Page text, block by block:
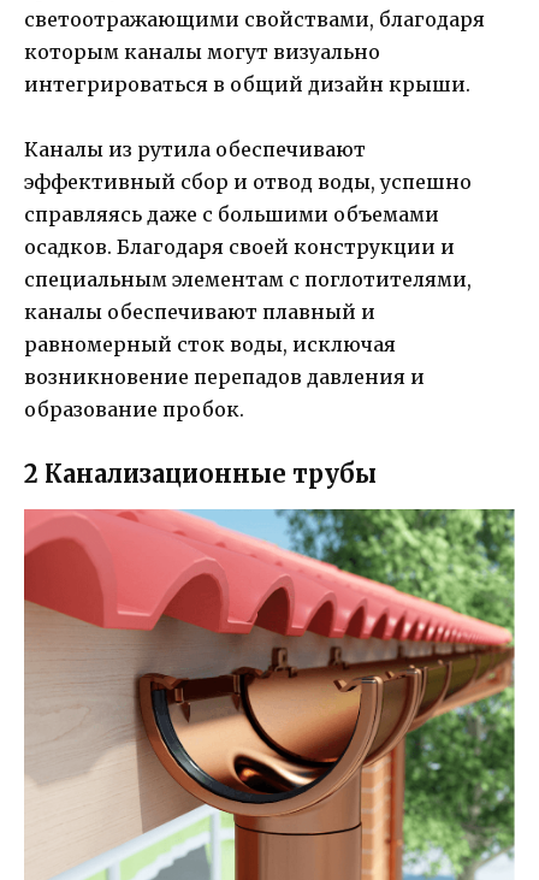
светоотражающими свойствами, благодаря
которым каналы могут визуально
интегрироваться в общий дизайн крыши.
Каналы из рутила обеспечивают
эффективный сбор и отвод воды, успешно
справляясь даже с большими объемами
осадков. Благодаря своей конструкции и
специальным элементам с поглотителями,
каналы обеспечивают плавный и
равномерный сток воды, исключая
возникновение перепадов давления и
образование пробок.
2 Канализационные трубы